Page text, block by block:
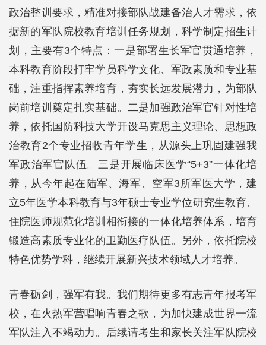
政治整训要求，精准对接部队战建备治人才需求，依
据新的军队院校教育培训任务规划，科学制定招生计
划，主要有3个特点：一是部署生长军官贯通培养，
本科教育阶段打牢学员科学文化、军政素质和专业基
础，注重指挥素养培育，夯实长远发展潜力，为部队
岗前培训奠定扎实基础。二是加强政治军官针对性培
养，依托国防科技大学开设马克思主义理论、思想政
治教育2个专业招收青年学生，从源头上巩固建强我
军政治军官队伍。三是开展临床医学“5+3”一体化培
养，从今年起在陆军、海军、空军3所军医大学，建
立5年医学本科教育与3年硕士专业学位研究生教育、
住院医师规范化培训相衔接的一体化培养体系，培育
锻造高素质专业化的卫勤医疗队伍。另外，依托院校
特色优势学科，继续开展新兴技术领域人才培养。
青春砺剑，强军有我。我们期待更多有志青年报考军
校，在火热军营唱响青春之歌，为加快建成世界一流
军队注入不竭动力。后续请考生和家长关注军队院校